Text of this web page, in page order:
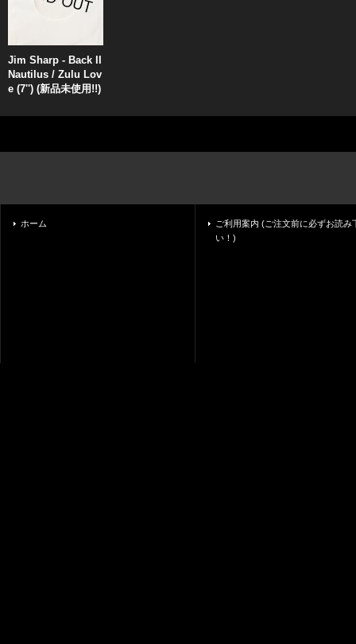
Jim Sharp - Back II
Nautilus / Zulu Lov
e (7'') (新品未使用!!)
ホーム
ご利用案内 (ご注文前に必ずお読み
い！)